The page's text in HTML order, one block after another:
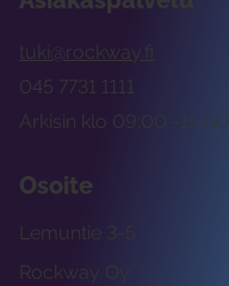
tuki@rockway.fi
Arkisin klo 09:00 -15:00
045 7731 1111
Osoite
Rockway Oy
Lemuntie 3-5